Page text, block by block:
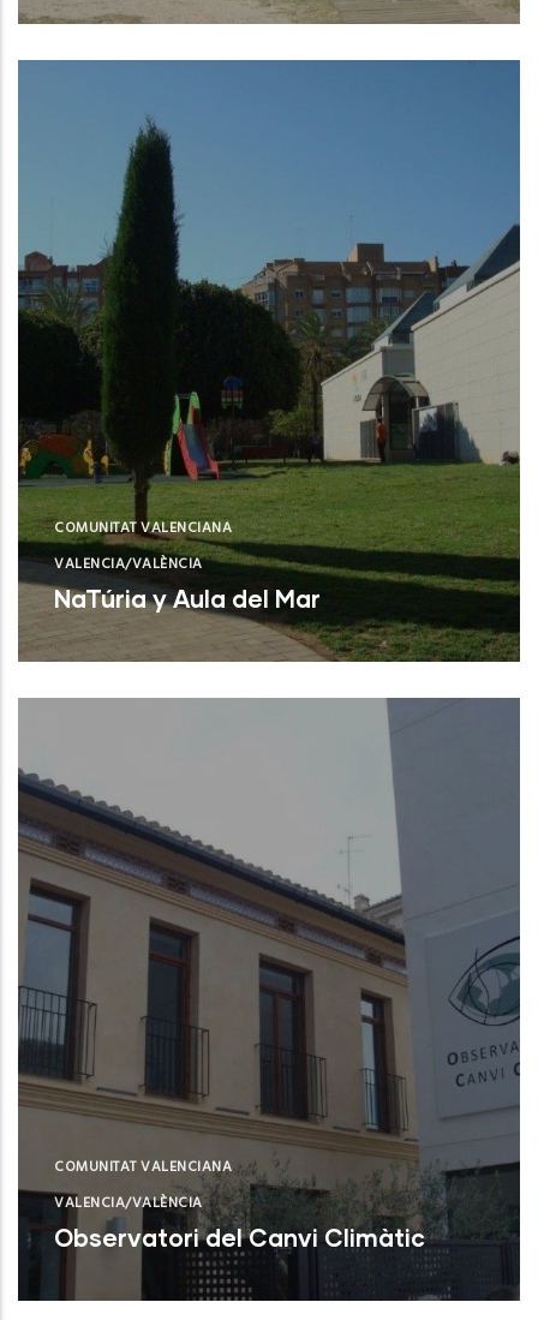
Valencia (Valencia)
COMUNITAT VALENCIANA
VALENCIA/VALÈNCIA
NaTúria y Aula del Mar
Valencia (Valencia)
COMUNITAT VALENCIANA
VALENCIA/VALÈNCIA
Observatori del Canvi Climàtic
Valencia (Valencia)